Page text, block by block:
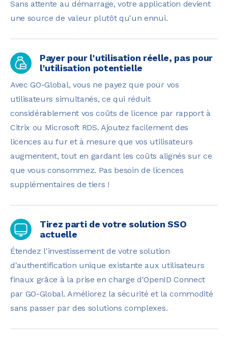
Sans attente au démarrage, votre application devient
une source de valeur plutôt qu'un ennui.
Payer pour l'utilisation réelle, pas pour
l'utilisation potentielle
Avec GO-Global, vous ne payez que pour vos
utilisateurs simultanés, ce qui réduit
considérablement vos coûts de licence par rapport à
Citrix ou Microsoft RDS. Ajoutez facilement des
licences au fur et à mesure que vos utilisateurs
augmentent, tout en gardant les coûts alignés sur ce
que vous consommez. Pas besoin de licences
supplémentaires de tiers !
Tirez parti de votre solution SSO
actuelle
Étendez l'investissement de votre solution
d'authentification unique existante aux utilisateurs
finaux grâce à la prise en charge d'OpenID Connect
par GO-Global. Améliorez la sécurité et la commodité
sans passer par des solutions complexes.